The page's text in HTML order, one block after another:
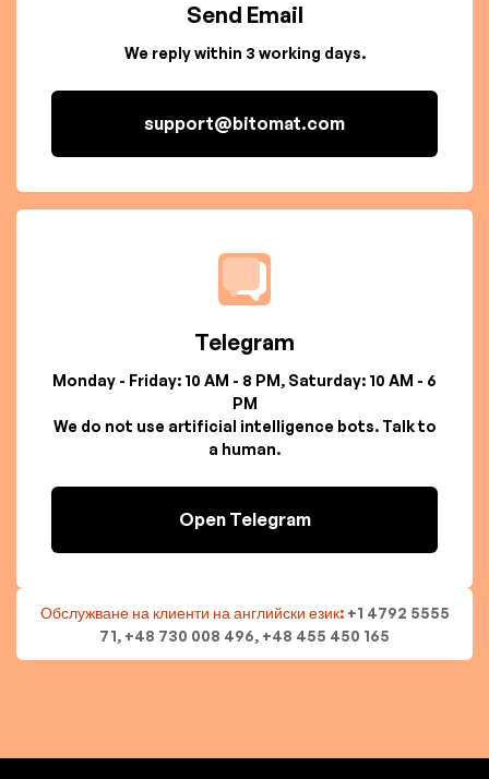
Send Email
We reply within 3 working days.
support@bitomat.com
Telegram
Monday - Friday: 10 AM - 8 PM, Saturday: 10 AM - 6
PM
We do not use artificial intelligence bots. Talk to
a human.
Open Telegram
Обслужване на клиенти на английски език: +1 4792 5555
71, +48 730 008 496, +48 455 450 165